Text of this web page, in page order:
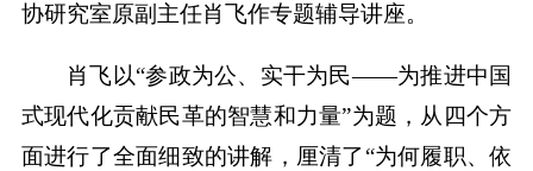
协研究室原副主任肖飞作专题辅导讲座。
肖飞以“参政为公、实干为民——为推进中国
式现代化贡献民革的智慧和力量”为题，从四个方
面进行了全面细致的讲解，厘清了“为何履职、依